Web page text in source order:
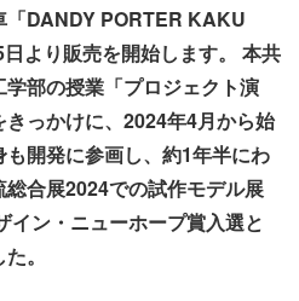
DANDY PORTER KAKU
より販売を開始します。 本共
部の授業「プロジェクト演
っかけに、2024年4月から始
開発に参画し、約1年半にわ
合展2024での試作モデル展
イン・ニューホープ賞入選と
。